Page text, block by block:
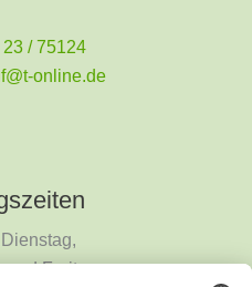
/ 75124
online.de
und Freitag